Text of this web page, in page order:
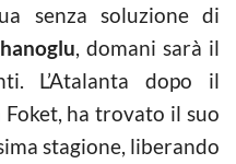
senza soluzione di
, domani sarà il
L’Atalanta dopo il
ha trovato il suo
stagione, liberando